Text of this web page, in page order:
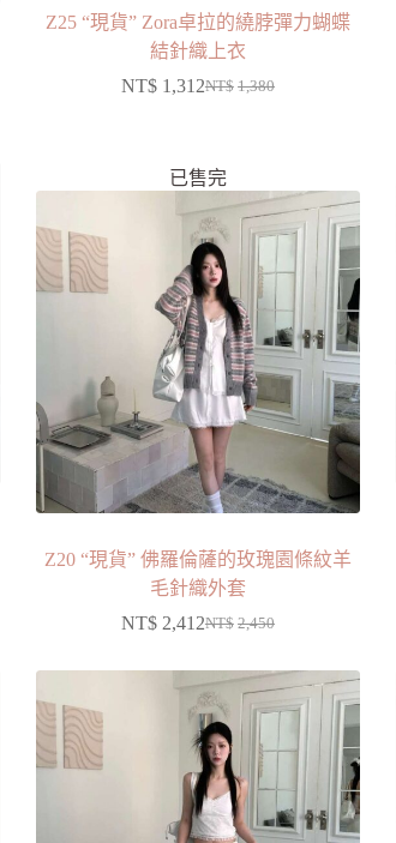
Z25 “現貨” Zora卓拉的繞脖彈力蝴蝶
結針織上衣
NT$ 1,380
NT$ 1,312
已售完
Z20 “現貨” 佛羅倫薩的玫瑰園條紋羊
毛針織外套
NT$ 2,450
NT$ 2,412